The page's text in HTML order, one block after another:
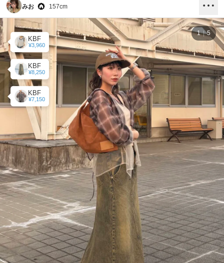
みお 157cm
KBF
¥3,960
KBF
¥8,250
KBF
¥7,150
1 5